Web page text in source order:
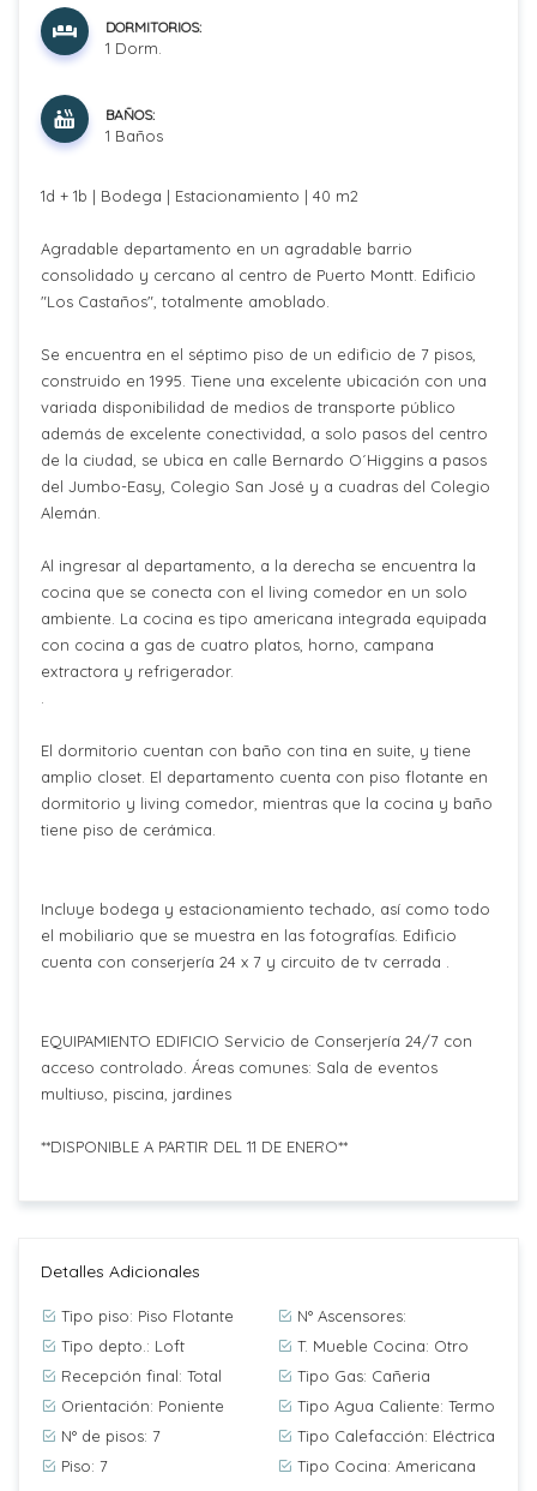
DORMITORIOS:
1 Dorm.
BAÑOS:
1 Baños
1d + 1b | Bodega | Estacionamiento | 40 m2
Agradable departamento en un agradable barrio
consolidado y cercano al centro de Puerto Montt. Edificio
"Los Castaños", totalmente amoblado.
Se encuentra en el séptimo piso de un edificio de 7 pisos,
construido en 1995. Tiene una excelente ubicación con una
variada disponibilidad de medios de transporte público
además de excelente conectividad, a solo pasos del centro
de la ciudad, se ubica en calle Bernardo O´Higgins a pasos
del Jumbo-Easy, Colegio San José y a cuadras del Colegio
Alemán.
Al ingresar al departamento, a la derecha se encuentra la
cocina que se conecta con el living comedor en un solo
ambiente. La cocina es tipo americana integrada equipada
con cocina a gas de cuatro platos, horno, campana
extractora y refrigerador.
.
El dormitorio cuentan con baño con tina en suite, y tiene
amplio closet. El departamento cuenta con piso flotante en
dormitorio y living comedor, mientras que la cocina y baño
tiene piso de cerámica.
Incluye bodega y estacionamiento techado, así como todo
el mobiliario que se muestra en las fotografías. Edificio
cuenta con conserjería 24 x 7 y circuito de tv cerrada .
EQUIPAMIENTO EDIFICIO Servicio de Conserjería 24/7 con
acceso controlado. Áreas comunes: Sala de eventos
multiuso, piscina, jardines
**DISPONIBLE A PARTIR DEL 11 DE ENERO**
Detalles Adicionales
Tipo piso: Piso Flotante
Tipo depto.: Loft
Recepción final: Total
Orientación: Poniente
N° de pisos: 7
Piso: 7
N° Ascensores:
T. Mueble Cocina: Otro
Tipo Gas: Cañeria
Tipo Agua Caliente: Termo
Tipo Calefacción: Eléctrica
Tipo Cocina: Americana